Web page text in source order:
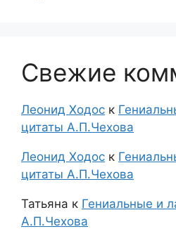
Свежие
Леонид Ходос к
цитаты А.П.Чехова
Леонид Ходос к
цитаты А.П.Чехова
Татьяна к Гениальные и
А.П.Чехова